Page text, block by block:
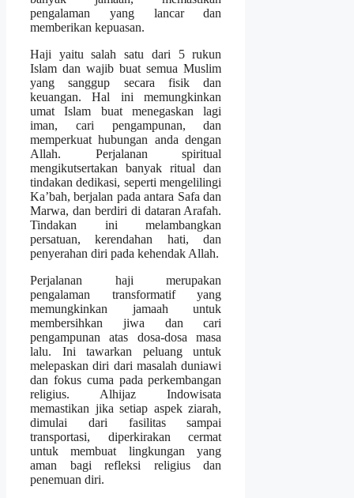
pengalaman yang lancar dan
memberikan kepuasan.
Haji yaitu salah satu dari 5 rukun
Islam dan wajib buat semua Muslim
yang sanggup secara fisik dan
keuangan. Hal ini memungkinkan
umat Islam buat menegaskan lagi
iman, cari pengampunan, dan
memperkuat hubungan anda dengan
Allah. Perjalanan spiritual
mengikutsertakan banyak ritual dan
tindakan dedikasi, seperti mengelilingi
Ka’bah, berjalan pada antara Safa dan
Marwa, dan berdiri di dataran Arafah.
Tindakan ini melambangkan
persatuan, kerendahan hati, dan
penyerahan diri pada kehendak Allah.
Perjalanan haji merupakan
pengalaman transformatif yang
memungkinkan jamaah untuk
membersihkan jiwa dan cari
pengampunan atas dosa-dosa masa
lalu. Ini tawarkan peluang untuk
melepaskan diri dari masalah duniawi
dan fokus cuma pada perkembangan
religius. Alhijaz Indowisata
memastikan jika setiap aspek ziarah,
dimulai dari fasilitas sampai
transportasi, diperkirakan cermat
untuk membuat lingkungan yang
aman bagi refleksi religius dan
penemuan diri.